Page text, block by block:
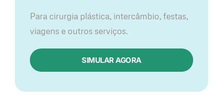
Para cirurgia plástica, intercâmbio, festas,
viagens e outros serviços.
SIMULAR AGORA